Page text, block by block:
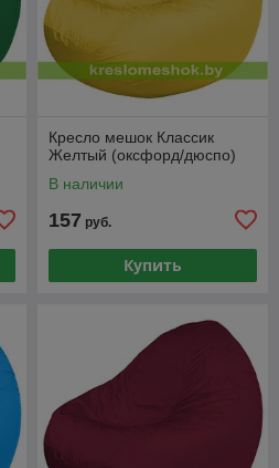
Кресло мешок Классик
Желтый (оксфорд/дюспо)
В наличии
157 руб.
Купить